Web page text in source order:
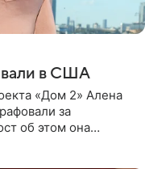
в США
«Дом 2» Алена
за
об этом она